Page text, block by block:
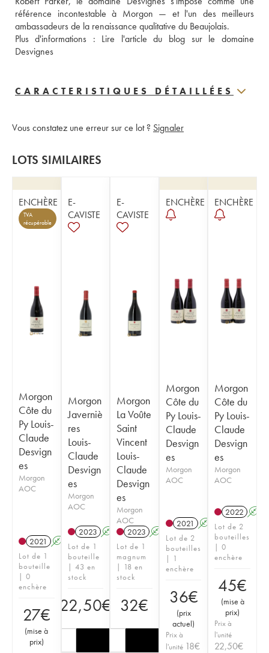
référence incontestable à Morgon — et l'un des meilleurs
ambassadeurs de la renaissance qualitative du Beaujolais.
Plus d'informations : Lire l'article du blog sur le domaine
Desvignes
CARACTERISTIQUES DÉTAILLÉES
Vous constatez une erreur sur ce lot ? Signaler
LOTS SIMILAIRES
ENCHÈRE
TVA
récupérable
Morgon
Côte du
Py Louis-
Claude
Desvign
es
Morgon
AOC
2021 A
Lot de 1
bouteille
| 0
enchère
27€
(mise à
prix)
E-
CAVISTE
Morgon
Javerniè
res
Louis-
Claude
Desvign
es
Morgon
AOC
2023 A
Lot de 1
bouteille
| 43 en
stock
22,50€
E-
CAVISTE
Morgon
La Voûte
Saint
Vincent
Louis-
Claude
Desvign
es
Morgon
AOC
2023 A
Lot de 1
magnum
| 18 en
stock
32€
ENCHÈRE
Morgon
Côte du
Py Louis-
Claude
Desvign
es
Morgon
AOC
2021 A
Lot de 2
bouteilles
| 1
enchère
36€
(prix
actuel)
Prix à
l'unité 18€
ENCHÈRE
Morgon
Côte du
Py Louis-
Claude
Desvign
es
Morgon
AOC
2022 A
Lot de 2
bouteilles
| 0
enchère
45€
(mise à
prix)
Prix à
l'unité
22,50€